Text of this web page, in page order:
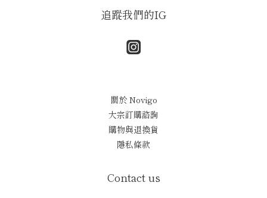
追蹤我們的IG
關於 Novigo
大宗訂購諮詢
購物與退換貨
隱私條款
Contact us